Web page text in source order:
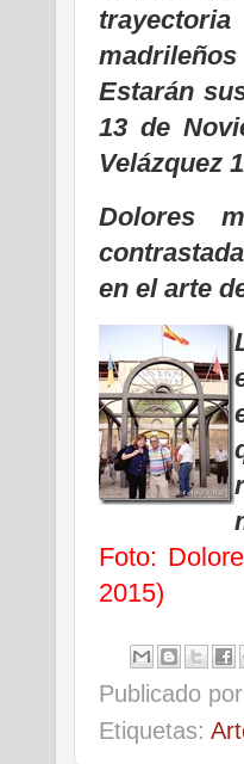
Estarán
13 de
Velázquez
Dolores
en el arte
Foto:
2015)
Publicado por
Etiquetas: